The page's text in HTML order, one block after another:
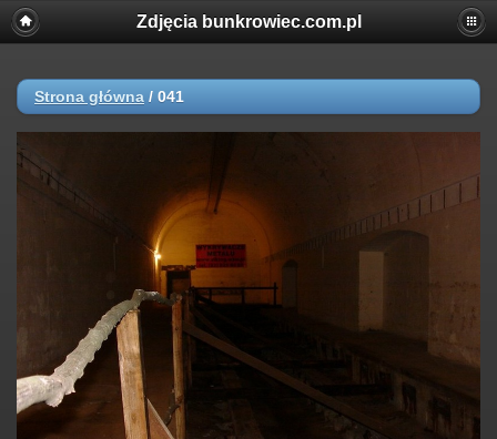
Zdjęcia bunkrowiec.com.pl
Strona główna / 041